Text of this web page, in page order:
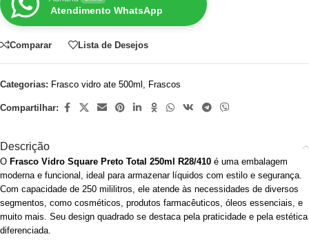
Atendimento WhatsApp
Comparar Lista de Desejos
Categorias: Frasco vidro ate 500ml , Frascos
Compartilhar:
Descrição
O Frasco Vidro Square Preto Total 250ml R28/410 é uma embalagem
moderna e funcional, ideal para armazenar líquidos com estilo e segurança.
Com capacidade de 250 mililitros, ele atende às necessidades de diversos
segmentos, como cosméticos, produtos farmacêuticos, óleos essenciais, e
muito mais. Seu design quadrado se destaca pela praticidade e pela estética
diferenciada.